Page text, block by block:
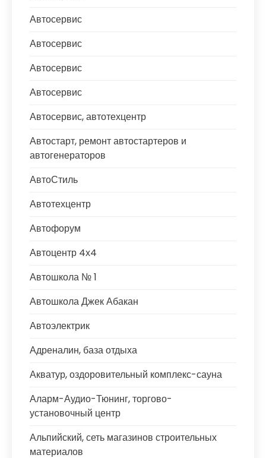
Автосервис
Автосервис
Автосервис
Автосервис
Автосервис, автотехцентр
Автостарт, ремонт автостартеров и
автогенераторов
АвтоСтиль
Автотехцентр
Автофорум
Автоцентр 4х4
Автошкола № 1
Автошкола Джек Абакан
Автоэлектрик
Адреналин, база отдыха
Акватур, оздоровительный комплекс-сауна
Аларм-Аудио-Тюнинг, торгово-
установочный центр
Альпийский, сеть магазинов строительных
материалов